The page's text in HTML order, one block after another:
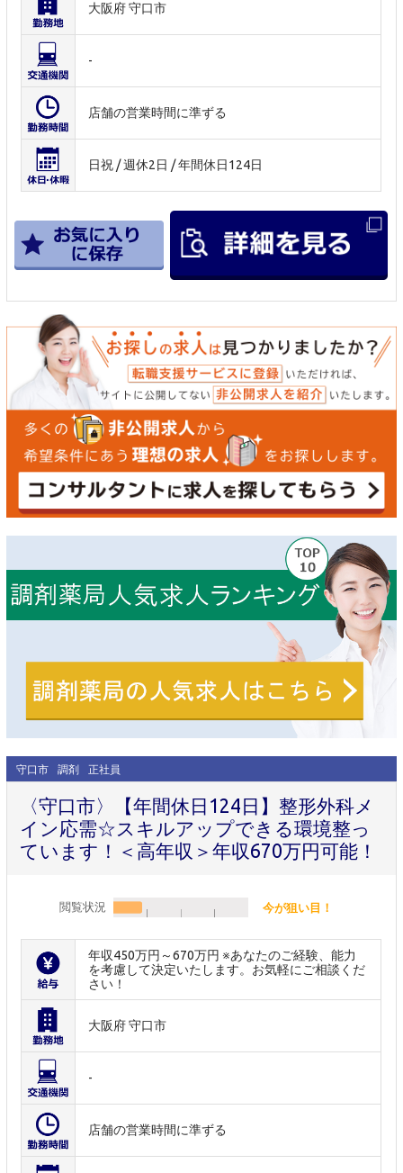
大阪府 守口市
-
店舗の営業時間に準ずる
日祝 / 週休2日 / 年間休日124日
守口市 調剤 正社員
〈守口市〉【年間休日124日】整形外科メ
イン応需☆スキルアップできる環境整っ
ています！＜高年収＞年収670万円可能！
閲覧状況 今が狙い目！
年収450万円～670万円 ※あなたのご経験、能力
を考慮して決定いたします。お気軽にご相談くだ
さい！
大阪府 守口市
-
店舗の営業時間に準ずる